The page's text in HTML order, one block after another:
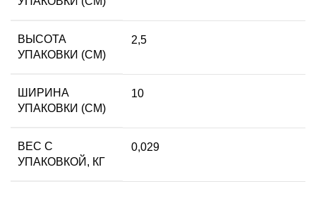
ВЫСОТА
УПАКОВКИ (СМ)
2,5
ШИРИНА
УПАКОВКИ (СМ)
10
ВЕС С
УПАКОВКОЙ, КГ
0,029